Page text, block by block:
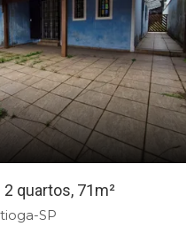
quartos, 71m²
SP